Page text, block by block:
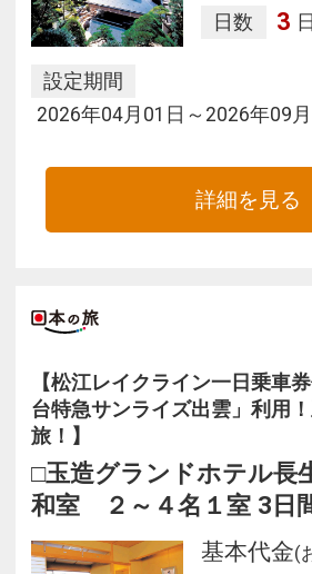
日数 3
設定期間
2026年04月01日～2026年09
詳細を見る
【松江レイクライン一日乗車
台特急サンライズ出雲」利用
旅！】
□玉造グランドホテル
和室 ２～４名１室 3日
基本代金(